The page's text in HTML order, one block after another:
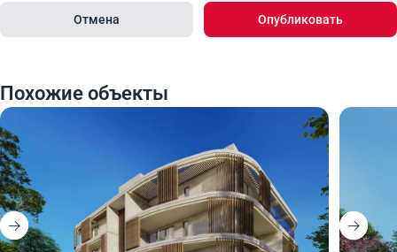
Отмена
Опубликовать
Похожие объекты